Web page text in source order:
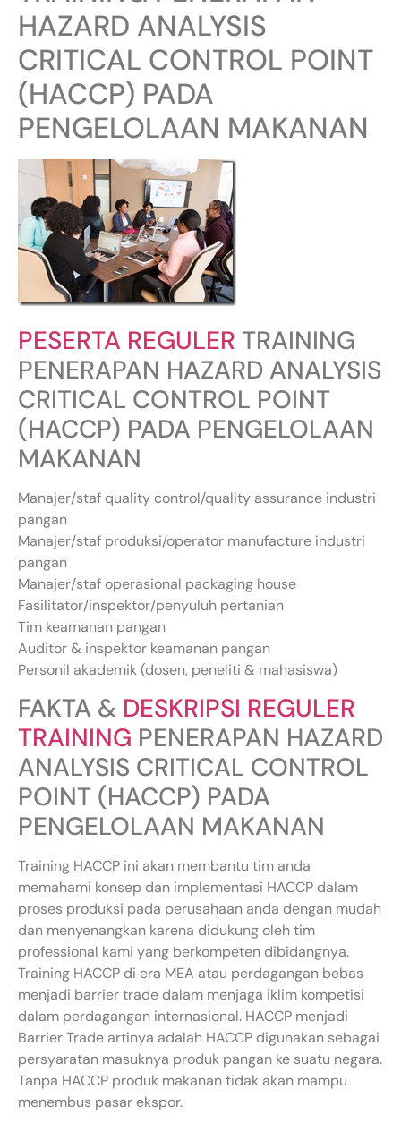
HAZARD ANALYSIS
CRITICAL CONTROL POINT
(HACCP) PADA
PENGELOLAAN MAKANAN
PESERTA REGULER TRAINING
PENERAPAN HAZARD ANALYSIS
CRITICAL CONTROL POINT
(HACCP) PADA PENGELOLAAN
MAKANAN
Manajer/staf quality control/quality assurance industri
pangan
Manajer/staf produksi/operator manufacture industri
pangan
Manajer/staf operasional packaging house
Fasilitator/inspektor/penyuluh pertanian
Tim keamanan pangan
Auditor & inspektor keamanan pangan
Personil akademik (dosen, peneliti & mahasiswa)
FAKTA & DESKRIPSI REGULER
TRAINING PENERAPAN HAZARD
ANALYSIS CRITICAL CONTROL
POINT (HACCP) PADA
PENGELOLAAN MAKANAN
Training HACCP ini akan membantu tim anda
memahami konsep dan implementasi HACCP dalam
proses produksi pada perusahaan anda dengan mudah
dan menyenangkan karena didukung oleh tim
professional kami yang berkompeten dibidangnya.
Training HACCP di era MEA atau perdagangan bebas
menjadi barrier trade dalam menjaga iklim kompetisi
dalam perdagangan internasional. HACCP menjadi
Barrier Trade artinya adalah HACCP digunakan sebagai
persyaratan masuknya produk pangan ke suatu negara.
Tanpa HACCP produk makanan tidak akan mampu
menembus pasar ekspor.